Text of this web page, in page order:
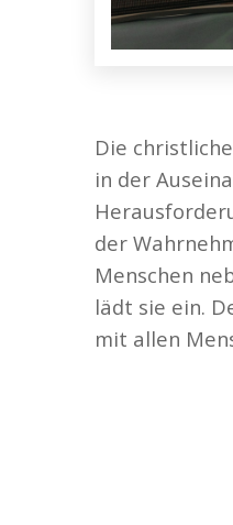
Die
in der
der
Menschen
lädt sie ein.
mit allen